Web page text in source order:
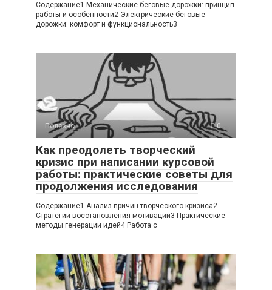
Содержание1 Механические беговые дорожки: принцип
работы и особенности2 Электрические беговые
дорожки: комфорт и функциональность3
Полезно 0
Как преодолеть творческий
кризис при написании курсовой
работы: практические советы для
продолжения исследования
Содержание1 Анализ причин творческого кризиса2
Стратегии восстановления мотивации3 Практические
методы генерации идей4 Работа с